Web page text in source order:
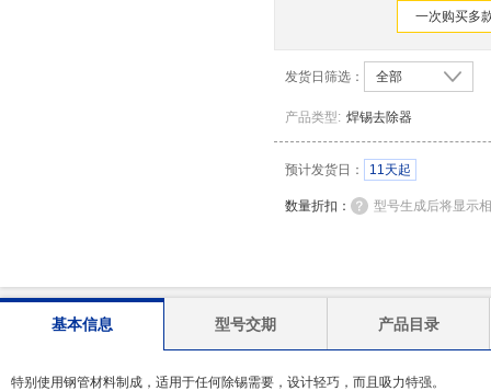
一次购买多
发货日筛选： 全部
产品类型: 焊锡去除器
预计发货日： 11天起
数量折扣： 型号生成后将显示
基本信息 型号交期 产品目录
特别使用钢管材料制成，适用于任何除锡需要，设计轻巧，而且吸力特强。